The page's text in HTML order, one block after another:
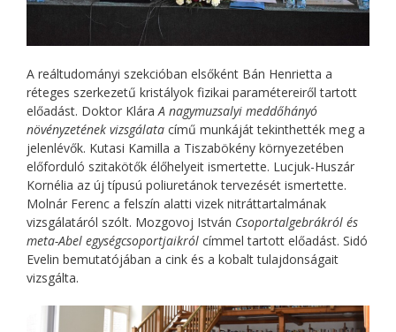
A reáltudományi szekcióban elsőként Bán Henrietta a
réteges szerkezetű kristályok fizikai paramétereiről tartott
előadást. Doktor KláraA nagymuzsalyi meddőhányó
növényzetének vizsgálata című munkáját tekinthették meg a
jelenlévők. Kutasi Kamilla a Tiszabökény környezetében
előforduló szitakötők élőhelyeit ismertette. Lucjuk-Huszár
Kornélia az új típusú poliuretánok tervezését ismertette.
Molnár Ferenc a felszín alatti vizek nitráttartalmának
vizsgálatáról szólt. Mozgovoj István Csoportalgebrákról és
meta-Abel egységcsoportjaikról címmel tartott előadást. Sidó
Evelin bemutatójában a cink és a kobalt tulajdonságait
vizsgálta.